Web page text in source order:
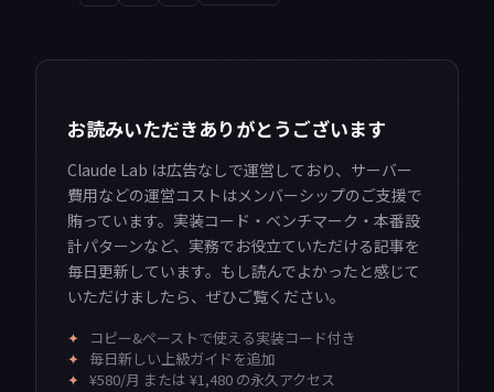
お読みいただきありがとうございます
Claude Lab は広告なしで運営しており、サーバー
費用などの運営コストはメンバーシップのご支援で
賄っています。実装コード・ベンチマーク・本番設
計パターンなど、実務でお役立ていただける記事を
毎日更新しています。もし読んでよかったと感じて
いただけましたら、ぜひご覧ください。
✦
コピー&ペーストで使える実装コード付き
✦ 毎日新しい上級ガイドを追加
✦ ¥580/月 または ¥1,480 の永久アクセス